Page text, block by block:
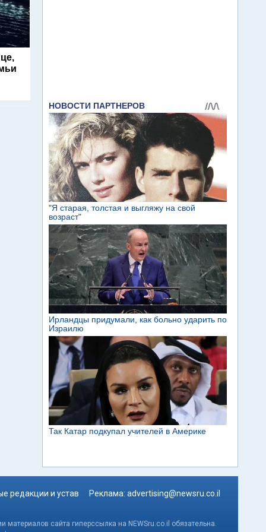
редакции и устав Реклама: advertising@newsru.co.il
сайта гиперссылка на NEWSru.co.il обязательна.